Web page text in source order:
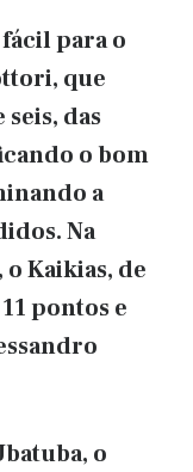
fácil para o
que
das
o bom
a
Na
Kaikias, de
pontos e
o